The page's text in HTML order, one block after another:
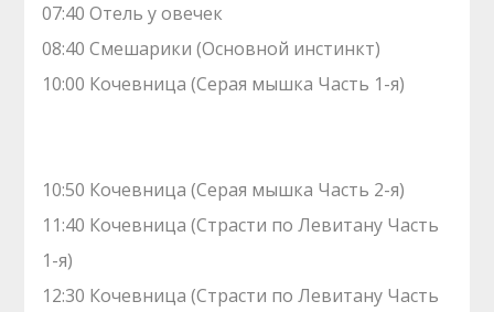
07:40 Отель у овечек
08:40 Смешарики (Основной инстинкт)
10:00 Кочевница (Серая мышка Часть 1-я)
10:50 Кочевница (Серая мышка Часть 2-я)
11:40 Кочевница (Страсти по Левитану Часть
1-я)
12:30 Кочевница (Страсти по Левитану Часть